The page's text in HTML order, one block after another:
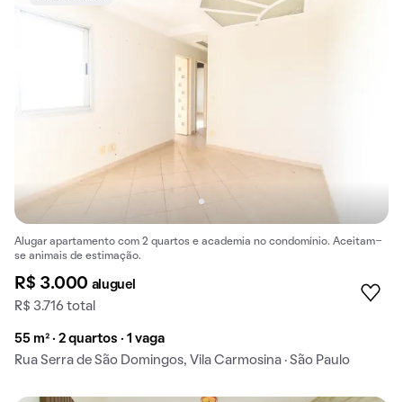
Alugar apartamento com 2 quartos e academia no condomínio. Aceitam-
se animais de estimação.
R$ 3.000 aluguel
R$ 3.716 total
55 m² · 2 quartos · 1 vaga
Rua Serra de São Domingos, Vila Carmosina · São Paulo